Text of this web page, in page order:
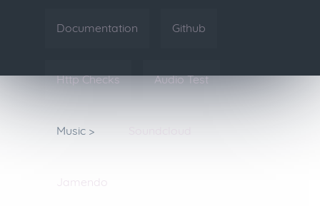
Documentation Github
Http Checks Audio Test
Music >
Jamendo